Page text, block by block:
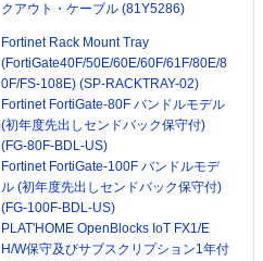
クアウト・ケーブル (81Y5286)
Fortinet Rack Mount Tray
(FortiGate40F/50E/60E/60F/61F/80E/8
0F/FS-108E) (SP-RACKTRAY-02)
Fortinet FortiGate-80F バンドルモデル
(初年度先出しセンドバック保守付)
(FG-80F-BDL-US)
Fortinet FortiGate-100F バンドルモデ
ル (初年度先出しセンドバック保守付)
(FG-100F-BDL-US)
PLAT'HOME OpenBlocks IoT FX1/E
H/W保守及びサブスクリプション1年付